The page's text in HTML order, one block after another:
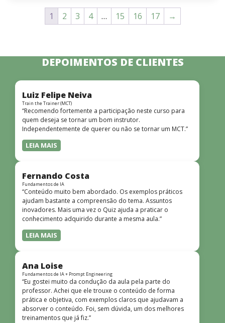
1 2 3 4 … 15 16 17 →
DEPOIMENTOS DE CLIENTES
Luiz Felipe Neiva
Train the Trainer (MCT)
“Recomendo fortemente a participação neste curso para
quem deseja se tornar um bom instrutor.
Independentemente de querer ou não se tornar um MCT.”
LEIA MAIS
Fernando Costa
Fundamentos de IA
“Conteúdo muito bem abordado. Os exemplos práticos
ajudam bastante a compreensão do tema. Assuntos
inovadores. Mais uma vez o Quiz ajuda a praticar o
conhecimento adquirido durante a mesma aula.”
LEIA MAIS
Ana Loise
Fundamentos de IA + Prompt Engineering
“Eu gostei muito da condução da aula pela parte do
professor. Achei que ele trouxe o conteúdo de forma
prática e objetiva, com exemplos claros que ajudavam a
absorver o conteúdo. Foi, sem dúvida, um dos melhores
treinamentos que já fiz.”